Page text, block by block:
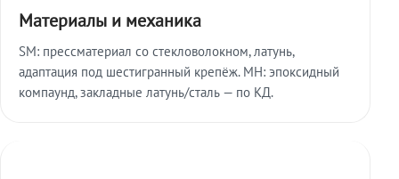
Материалы и механика
SM: прессматериал со стекловолокном, латунь,
адаптация под шестигранный крепёж. МН: эпоксидный
компаунд, закладные латунь/сталь — по КД.